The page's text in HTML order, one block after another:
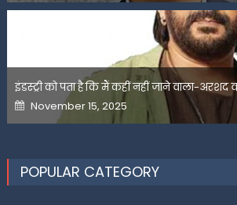
इंडस्ट्री को पता है कि मैं कहीं नहीं जाने वाला-अरशद
Posted
on
November 15, 2025
POPULAR CATEGORY